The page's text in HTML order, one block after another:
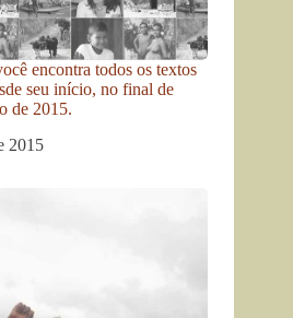
encontra todos os textos
seu início, no final de
de 2015.
2015